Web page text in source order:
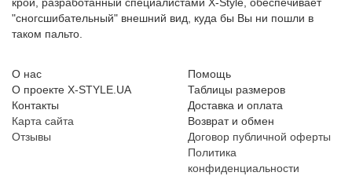
крой, разработанный специалистами X-Style, обеспечивает
"сногсшибательный" внешний вид, куда бы Вы ни пошли в
таком пальто.
О нас
О проекте X-STYLE.UA
Контакты
Карта сайта
Отзывы
Помощь
Таблицы размеров
Доставка и оплата
Возврат и обмен
Договор публичной оферты
Политика
конфиденциальности